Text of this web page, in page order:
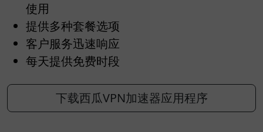
使用
提供多种套餐选项
客户服务迅速响应
每天提供免费时段
下载西瓜VPN加速器应用程序